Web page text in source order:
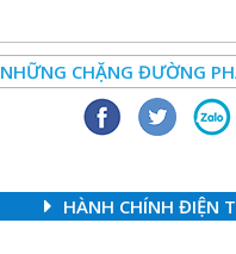
NHỮNG CHẶNG ĐƯỜNG
HÀNH CHÍNH ĐIỆN